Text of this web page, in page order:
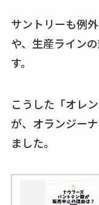
サントリーも例
や、生産ライン
す。
こうした「オレ
が、オランジー
ました。